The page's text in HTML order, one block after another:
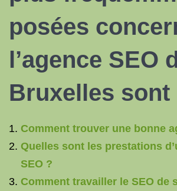
posées
l’agence SEO
Bruxelles sont
Comment trouver une bonne
Quelles sont les prestations
SEO ?
Comment travailler le SEO de